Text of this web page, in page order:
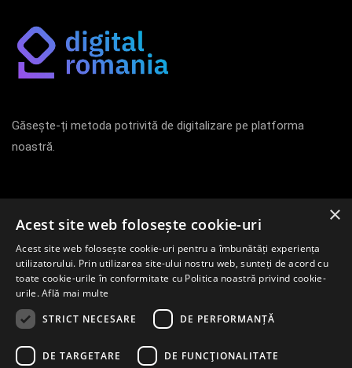
Găsește-ți metoda potrivită de digitalizare pe platforma
noastră.
Înregistrează-te pentru a afla primul despre cele mai noi
metode de digitalizare pe piața internă.
ÎNREGISTREAZĂ-TE
×
Acest site web folosește cookie-uri
Acest site web folosește cookie-uri pentru a îmbunătăți experiența
utilizatorului. Prin utilizarea site-ului nostru web, sunteți de acord cu
toate cookie-urile în conformitate cu Politica noastră privind cookie-
urile.Află mai multe
STRICT NECESARE
DE PERFORMANȚĂ
DE TARGETARE DE FUNCŢIONALITATE